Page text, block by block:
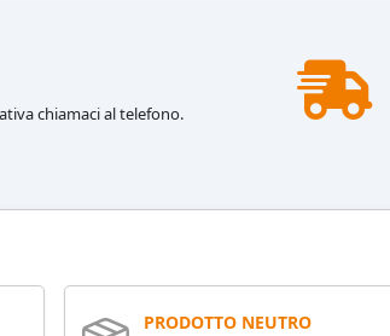
chiamaci al telefono.
PRODOTTO NEUTRO